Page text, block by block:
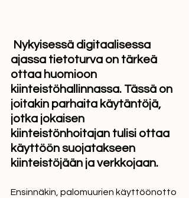
Nykyisessä digitaalisessa
ajassa tietoturva on tärkeä
ottaa huomioon
kiinteistöhallinnassa. Tässä on
joitakin parhaita käytäntöjä,
jotka jokaisen
kiinteistönhoitajan tulisi ottaa
käyttöön suojatakseen
kiinteistöjään ja verkkojaan.
Ensinnäkin, palomuurien käyttöönotto